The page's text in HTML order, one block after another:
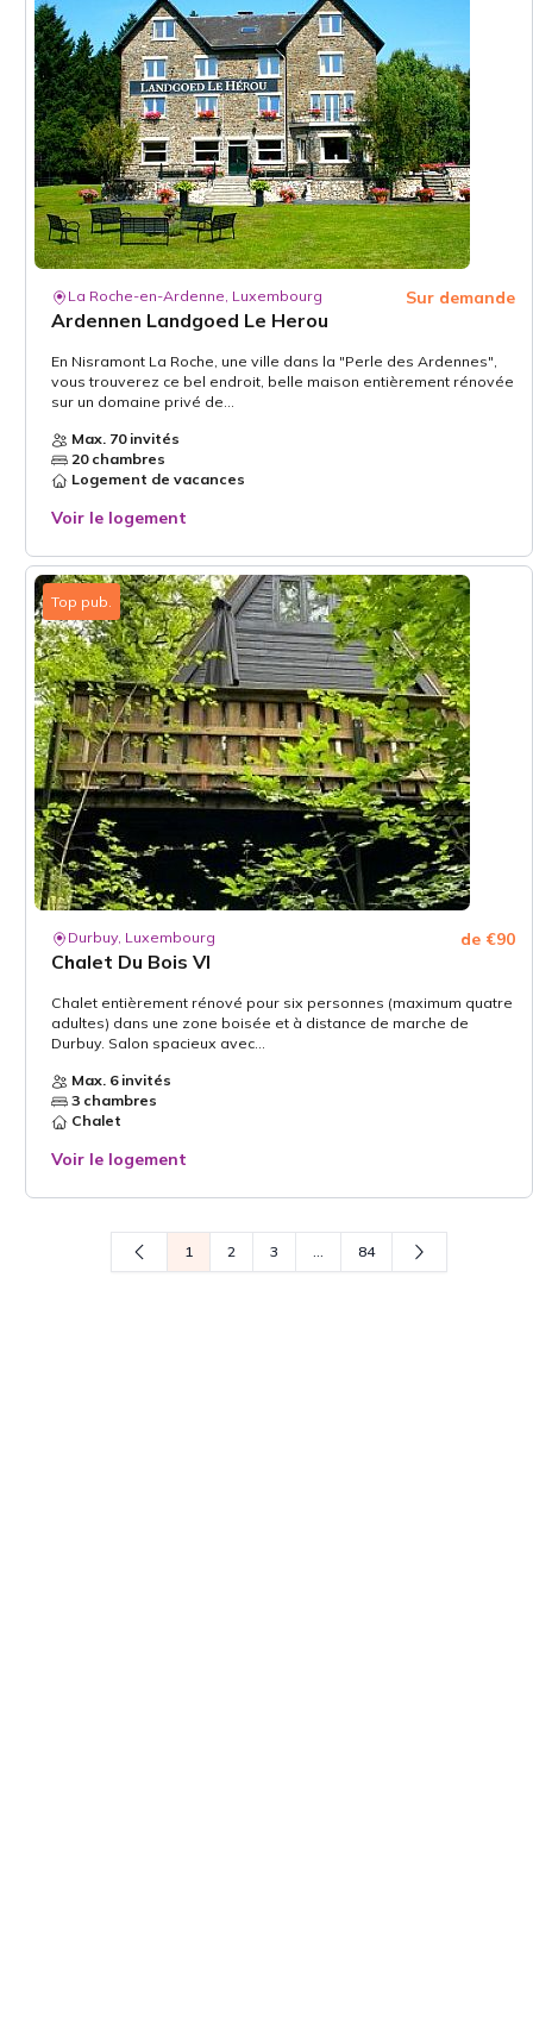
La Roche-en-Ardenne, Luxembourg
Ardennen Landgoed Le Herou
Sur demande
En Nisramont La Roche, une ville dans la "Perle des Ardennes",
vous trouverez ce bel endroit, belle maison entièrement rénovée
sur un domaine privé de...
Max. 70 invités
20 chambres
Logement de vacances
Voir le logement
Top pub.
Durbuy, Luxembourg
Chalet Du Bois VI
de €90
Chalet entièrement rénové pour six personnes (maximum quatre
adultes) dans une zone boisée et à distance de marche de
Durbuy. Salon spacieux avec...
Max. 6 invités
3 chambres
Chalet
Voir le logement
1 2 3 ... 84